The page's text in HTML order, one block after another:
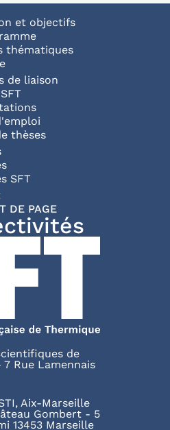
principale
et objectifs
thématiques
de liaison
thèses
SFT
page
DE PAGE
de
7 Rue Lamennais
Aix-Marseille
Gombert - 5
13453 Marseille